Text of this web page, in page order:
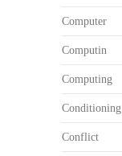
Computer
Computin
Computing
Conditioning
Conflict